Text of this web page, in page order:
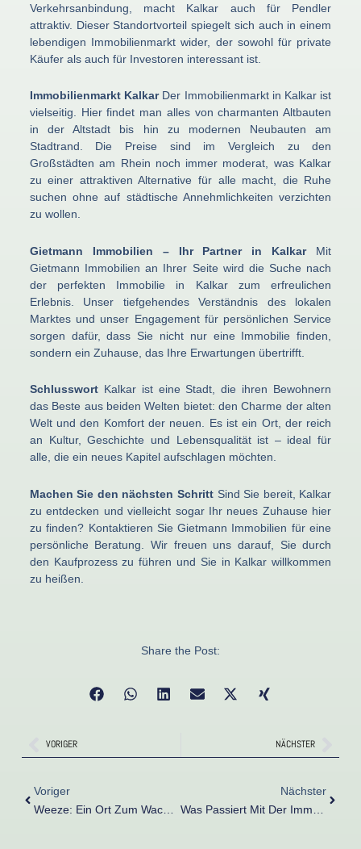
Verkehrsanbindung, macht Kalkar auch für Pendler
attraktiv. Dieser Standortvorteil spiegelt sich auch in einem
lebendigen Immobilienmarkt wider, der sowohl für private
Käufer als auch für Investoren interessant ist.
Immobilienmarkt KalkarDer Immobilienmarkt in Kalkar ist
vielseitig. Hier findet man alles von charmanten Altbauten
in der Altstadt bis hin zu modernen Neubauten am
Stadtrand. Die Preise sind im Vergleich zu den
Großstädten am Rhein noch immer moderat, was Kalkar
zu einer attraktiven Alternative für alle macht, die Ruhe
suchen ohne auf städtische Annehmlichkeiten verzichten
zu wollen.
Gietmann Immobilien – Ihr Partner in KalkarMit
Gietmann Immobilien an Ihrer Seite wird die Suche nach
der perfekten Immobilie in Kalkar zum erfreulichen
Erlebnis. Unser tiefgehendes Verständnis des lokalen
Marktes und unser Engagement für persönlichen Service
sorgen dafür, dass Sie nicht nur eine Immobilie finden,
sondern ein Zuhause, das Ihre Erwartungen übertrifft.
SchlusswortKalkar ist eine Stadt, die ihren Bewohnern
das Beste aus beiden Welten bietet: den Charme der alten
Welt und den Komfort der neuen. Es ist ein Ort, der reich
an Kultur, Geschichte und Lebensqualität ist – ideal für
alle, die ein neues Kapitel aufschlagen möchten.
Machen Sie den nächsten Schritt Sind Sie bereit, Kalkar
zu entdecken und vielleicht sogar Ihr neues Zuhause hier
zu finden? Kontaktieren Sie Gietmann Immobilien für eine
persönliche Beratung. Wir freuen uns darauf, Sie durch
den Kaufprozess zu führen und Sie in Kalkar willkommen
zu heißen.
Share the Post:
Zurück
VORIGER NÄCHSTER
Voriger
Weeze: Ein Ort Zum Wachsen Und Gedeihen
Nächster